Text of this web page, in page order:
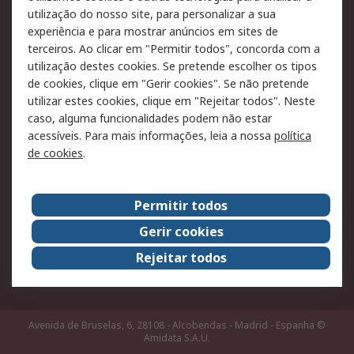
Pagamento e
faturação
Legal
Aviso legal
Política de cookies
Política de privacidade
- Atualizada
Segurança de emails
Condições de venda
Sobre a RS
A RS no mundo
RS Group
Sobre a RS
Trabalhar na RS
ESG
Avenida de Bruselas, 6, 28108 - Alcobendas - Madrid - Espanha ©
Amidata S.A.U.
utilização do nosso site, para personalizar a sua
experiência e para mostrar anúncios em sites de
terceiros. Ao clicar em "Permitir todos", concorda com a
utilização destes cookies. Se pretende escolher os tipos
de cookies, clique em "Gerir cookies". Se não pretende
utilizar estes cookies, clique em "Rejeitar todos". Neste
caso, alguma funcionalidades podem não estar
acessíveis. Para mais informações, leia a nossa política
de cookies.
Permitir todos
Gerir cookies
Rejeitar todos